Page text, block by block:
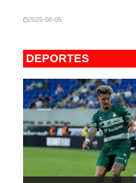
2025-08-05
DEPORTES